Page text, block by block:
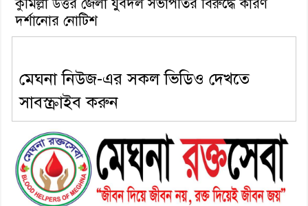
কুমিল্লা উত্তর জেলা যুবদল সভাপতির বিরুদ্ধে কারণ
দর্শানোর নোটিশ
মেঘনা নিউজ-এর সকল ভিডিও দেখতে
সাবস্ক্রাইব করুন